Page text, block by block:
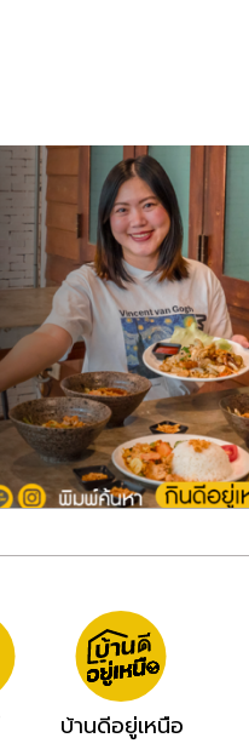
บ้านดีอยู่เหนือ